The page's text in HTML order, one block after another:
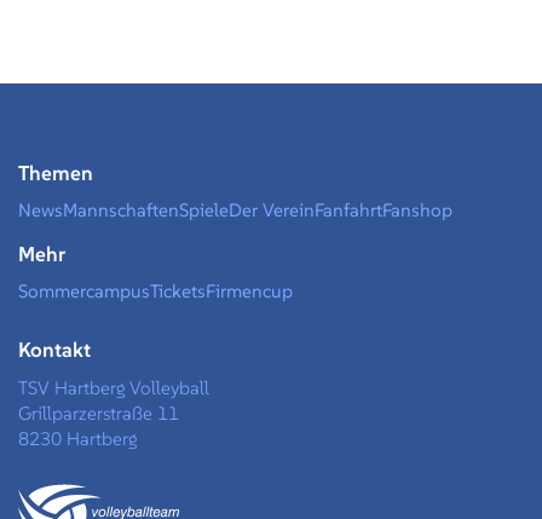
Themen
NewsMannschaftenSpieleDer VereinFanfahrtFanshop
Mehr
SommercampusTicketsFirmencup
Kontakt
TSV Hartberg Volleyball
Grillparzerstraße 11
8230 Hartberg